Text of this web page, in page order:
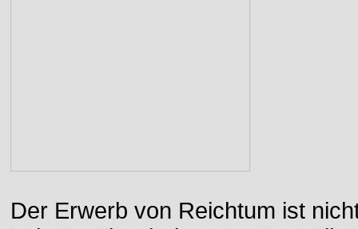
Der Erwerb von Reichtum ist